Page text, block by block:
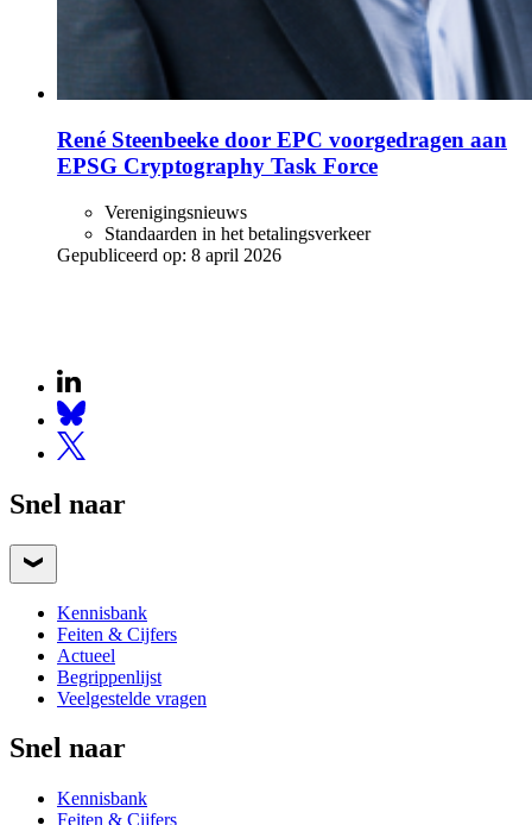
René Steenbeeke door EPC voorgedragen aan
EPSG Cryptography Task Force
Verenigingsnieuws
Standaarden in het betalingsverkeer
Gepubliceerd op: 8 april 2026
Snel naar
Kennisbank
Feiten & Cijfers
Actueel
Begrippenlijst
Veelgestelde vragen
Snel naar
Kennisbank
Feiten & Cijfers